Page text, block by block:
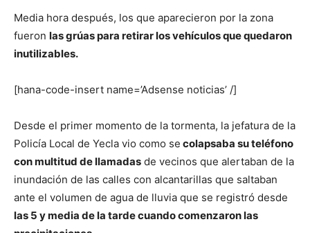
Media hora después, los que aparecieron por la zona
fueron las grúas para retirar los vehículos que quedaron
inutilizables.
[hana-code-insert name=’Adsense noticias’ /]
Desde el primer momento de la tormenta, la jefatura de la
Policía Local de Yecla vio como se colapsaba su teléfono
con multitud de llamadas de vecinos que alertaban de la
inundación de las calles con alcantarillas que saltaban
ante el volumen de agua de lluvia que se registró desde
las 5 y media de la tarde cuando comenzaron las